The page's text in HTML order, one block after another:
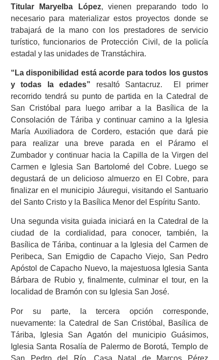
Titular Maryelba López, vienen preparando todo lo
necesario para materializar estos proyectos donde se
trabajará de la mano con los prestadores de servicio
turístico, funcionarios de Protección Civil, de la policía
estadal y las unidades de Transtáchira.
“La disponibilidad está acorde para todos los gustos
y todas la edades” resaltó Santacruz. El primer
recorrido tendrá su punto de partida en la Catedral de
San Cristóbal para luego arribar a la Basílica de la
Consolación de Táriba y continuar camino a la Iglesia
María Auxiliadora de Cordero, estación que dará pie
para realizar una breve parada en el Páramo el
Zumbador y continuar hacia la Capilla de la Virgen del
Carmen e Iglesia San Bartolomé del Cobre. Luego se
degustará de un delicioso almuerzo en El Cobre, para
finalizar en el municipio Jáuregui, visitando el Santuario
del Santo Cristo y la Basílica Menor del Espíritu Santo.
Una segunda visita guiada iniciará en la Catedral de la
ciudad de la cordialidad, para conocer, también, la
Basílica de Táriba, continuar a la Iglesia del Carmen de
Peribeca, San Emigdio de Capacho Viejo, San Pedro
Apóstol de Capacho Nuevo, la majestuosa Iglesia Santa
Bárbara de Rubio y, finalmente, culminar el tour, en la
localidad de Bramón con su Iglesia San José.
Por su parte, la tercera opción corresponde,
nuevamente: la Catedral de San Cristóbal, Basílica de
Táriba, Iglesia San Agatón del municipio Guásimos,
Iglesia Santa Rosalía de Palermo de Borotá, Templo de
San Pedro del Río, Casa Natal de Marcos Pérez